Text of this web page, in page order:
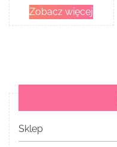
Zobacz więcej
Sklep